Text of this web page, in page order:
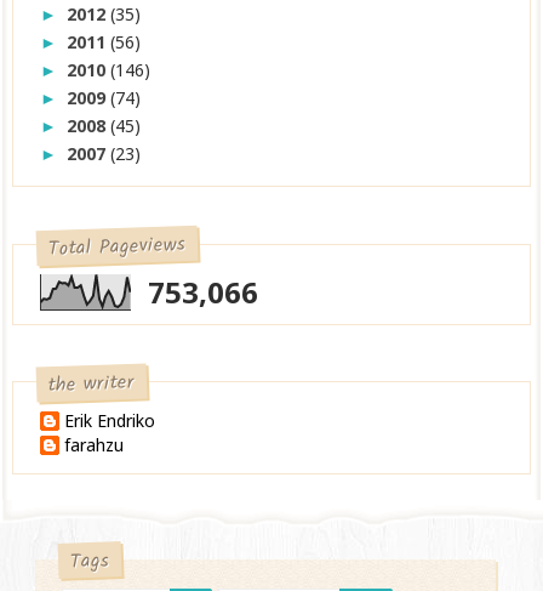
► 2012(35)
► 2011(56)
► 2010(146)
► 2009(74)
► 2008(45)
► 2007(23)
Total Pageviews
753,066
the writer
Erik Endriko
farahzu
Tags